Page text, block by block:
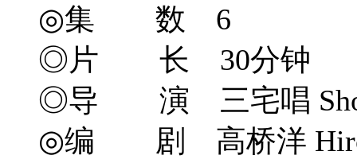
◎集 数 6
◎片 长 30分钟
◎导 演 三宅唱 Sho
◎编 剧 高桥洋 Hiroshi